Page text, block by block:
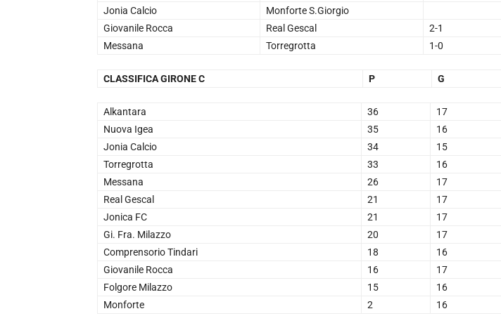
Jonia Calcio
Monforte S.Giorgio
Giovanile Rocca
Real Gescal
2-1
Messana
Torregrotta 1-0
CLASSIFICA GIRONE C P G
Alkantara 36
17
Nuova Igea
35
16
Jonia Calcio
34
15
Torregrotta
33
16
Messana
26
17
Real Gescal
21
17
Jonica FC
21
17
Gi. Fra. Milazzo
20
17
Comprensorio Tindari
18
16
Giovanile Rocca
16
17
Folgore Milazzo
15
16
Monforte
2 16